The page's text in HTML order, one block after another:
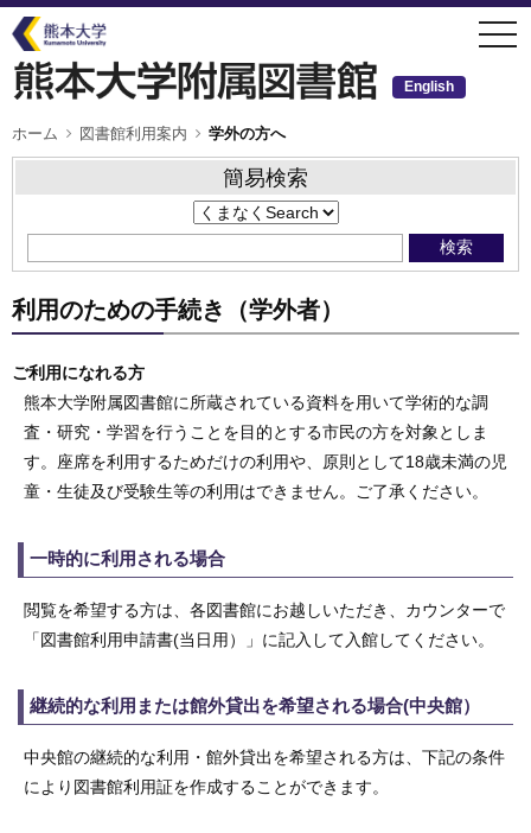
イ
コ
テ
ツ
移
English
パ
ン
く
ホーム 図書館利用案内 学外の方へ
簡易検索
利用のための手続き（学外者）
ご利用になれる方
熊本大学附属図書館に所蔵されている資料を用いて学術的な調
査・研究・学習を行うことを目的とする市民の方を対象としま
す。座席を利用するためだけの利用や、原則として18歳未満の児
童・生徒及び受験生等の利用はできません。ご了承ください。
一時的に利用される場合
閲覧を希望する方は、各図書館にお越しいただき、カウンターで
「図書館利用申請書(当日用）」に記入して入館してください。
継続的な利用または館外貸出を希望される場合(中央館）
中央館の継続的な利用・館外貸出を希望される方は、下記の条件
により図書館利用証を作成することができます。